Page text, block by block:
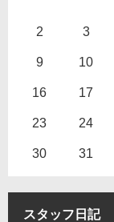
2 3
9 10
16 17
23 24
30 31
スタッフ日記